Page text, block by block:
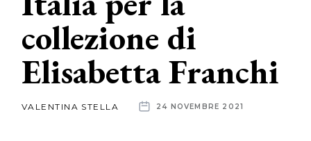
News
dalle
aziende
collezione di
Elisabetta Franchi
VALENTINA STELLA 24 NOVEMBRE 2021